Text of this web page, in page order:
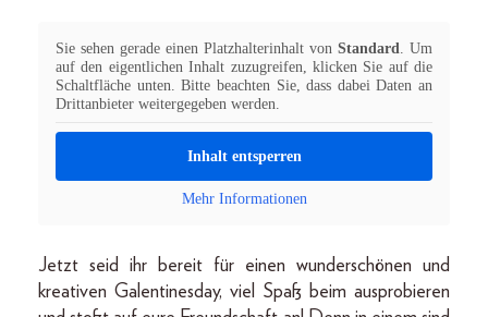
Sie sehen gerade einen Platzhalterinhalt von Standard
. Um
auf den eigentlichen Inhalt zuzugreifen, klicken Sie auf die
Schaltfläche unten. Bitte beachten Sie, dass dabei Daten an
Drittanbieter weitergegeben werden.
Inhalt entsperren
Mehr Informationen
Jetzt seid ihr bereit für einen wunderschönen und
kreativen Galentinesday, viel Spaß beim ausprobieren